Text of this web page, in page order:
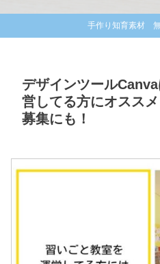
手作り知育素材
デザインツール
営してる方にオスス
募集にも！